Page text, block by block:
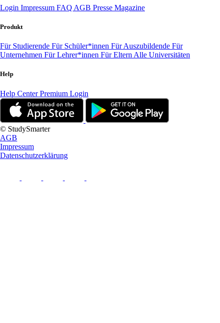
Login Impressum FAQ AGB Presse Magazine
Produkt
Für Studierende Für Schüler*innen Für Auszubildende Für
Unternehmen Für Lehrer*innen Für Eltern Alle Universitäten
Help
Help CenterPremium Login
© StudySmarter
AGB
Impressum
Datenschutzerklärung